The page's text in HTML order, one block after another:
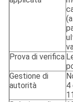
Prova di verifica
Gestione di
autorità
4